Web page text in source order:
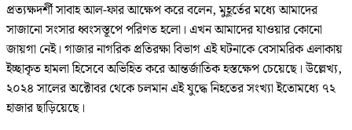
প্রত্যক্ষদর্শী সাবাহ আল-ফার আক্ষেপ করে বলেন, মুহূর্তের মধ্যে আমাদের
সাজানো সংসার ধ্বংসস্তূপে পরিণত হলো। এখন আমাদের যাওয়ার কোনো
জায়গা নেই। গাজার নাগরিক প্রতিরক্ষা বিভাগ এই ঘটনাকে বেসামরিক এলাকায়
ইচ্ছাকৃত হামলা হিসেবে অভিহিত করে আন্তর্জাতিক হস্তক্ষেপ চেয়েছে। উল্লেখ্য,
২০২৪ সালের অক্টোবর থেকে চলমান এই যুদ্ধে নিহতের সংখ্যা ইতোমধ্যে ৭২
হাজার ছাড়িয়েছে।